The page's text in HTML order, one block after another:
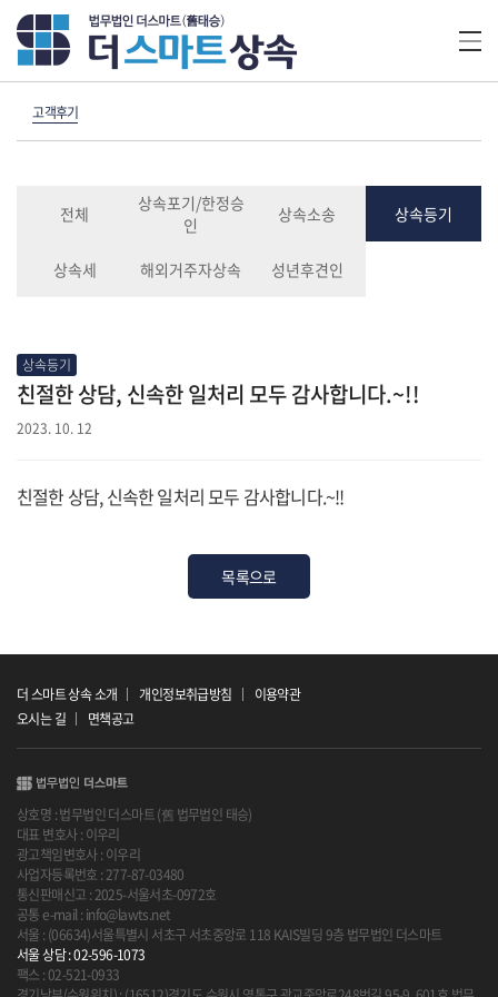
고객후기
전체
상속포기/한정승
인
상속소송 상속등기
상속세 해외거주자상속 성년후견인
상속등기
친절한 상담, 신속한 일처리 모두 감사합니다.~!!
2023. 10. 12
친절한 상담, 신속한 일처리 모두 감사합니다.~!!
목록으로
더 스마트 상속 소개 개인정보취급방침
이용약관
오시는 길
면책공고
상호명 : 법무법인 더스마트 (舊 법무법인 태승)
대표 변호사 : 이우리
광고책임변호사 : 이우리
사업자등록번호 : 277-87-03480
통신판매신고 : 2025-서울서초-0972호
공통 e-mail : info@lawts.net
서울 : (06634)서울특별시 서초구 서초중앙로 118 KAIS빌딩 9층 법무법인 더스마트
서울 상담 : 02-596-1073
팩스 : 02-521-0933